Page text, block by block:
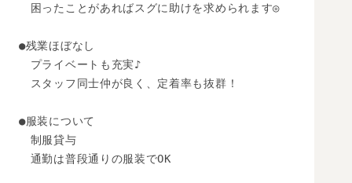
困ったことがあればスグに助けを求められます◎
●残業ほぼなし
プライベートも充実♪
スタッフ同士仲が良く、定着率も抜群！
●服装について
制服貸与
通勤は普段通りの服装でOK